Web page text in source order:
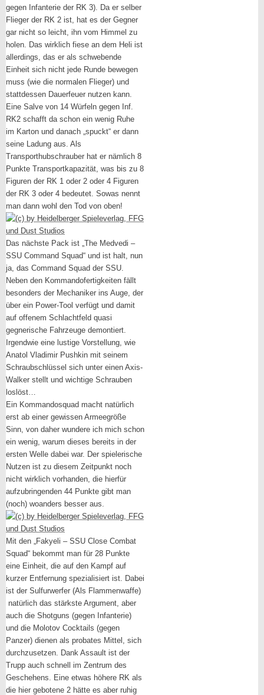
gegen Infanterie der RK 3). Da er selber
Flieger der RK 2 ist, hat es der Gegner
gar nicht so leicht, ihn vom Himmel zu
holen. Das wirklich fiese an dem Heli ist
allerdings, das er als schwebende
Einheit sich nicht jede Runde bewegen
muss (wie die normalen Flieger) und
stattdessen Dauerfeuer nutzen kann.
Eine Salve von 14 Würfeln gegen Inf.
RK2 schafft da schon ein wenig Ruhe
im Karton und danach „spuckt“ er dann
seine Ladung aus. Als
Transporthubschrauber hat er nämlich 8
Punkte Transportkapazität, was bis zu 8
Figuren der RK 1 oder 2 oder 4 Figuren
der RK 3 oder 4 bedeutet. Sowas nennt
man dann wohl den Tod von oben!
Das nächste Pack ist „The Medvedi –
SSU Command Squad“ und ist halt, nun
ja, das Command Squad der SSU.
Neben den Kommandofertigkeiten fällt
besonders der Mechaniker ins Auge, der
über ein Power-Tool verfügt und damit
auf offenem Schlachtfeld quasi
gegnerische Fahrzeuge demontiert.
Irgendwie eine lustige Vorstellung, wie
Anatol Vladimir Pushkin mit seinem
Schraubschlüssel sich unter einen Axis-
Walker stellt und wichtige Schrauben
loslöst…
Ein Kommandosquad macht natürlich
erst ab einer gewissen Armeegröße
Sinn, von daher wundere ich mich schon
ein wenig, warum dieses bereits in der
ersten Welle dabei war. Der spielerische
Nutzen ist zu diesem Zeitpunkt noch
nicht wirklich vorhanden, die hierfür
aufzubringenden 44 Punkte gibt man
(noch) woanders besser aus.
Mit den „Fakyeli – SSU Close Combat
Squad“ bekommt man für 28 Punkte
eine Einheit, die auf den Kampf auf
kurzer Entfernung spezialisiert ist. Dabei
ist der Sulfurwerfer (Als Flammenwaffe)
natürlich das stärkste Argument, aber
auch die Shotguns (gegen Infanterie)
und die Molotov Cocktails (gegen
Panzer) dienen als probates Mittel, sich
durchzusetzen. Dank Assault ist der
Trupp auch schnell im Zentrum des
Geschehens. Eine etwas höhere RK als
die hier gebotene 2 hätte es aber ruhig